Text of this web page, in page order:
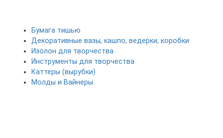
Бумага тишью
Декоративные вазы, кашпо, ведерки, коробки
Изолон для творчества
Инструменты для творчества
Каттеры (вырубки)
Молды и Вайнеры